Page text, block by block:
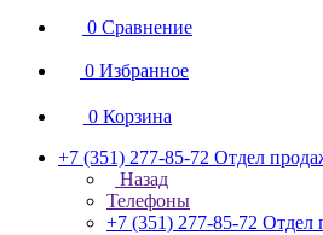
0 Сравнение
0 Избранное
0 Корзина
+7 (351) 277-85-72 Отдел
Назад
Телефоны
+7 (351) 277-85-72 Отдел